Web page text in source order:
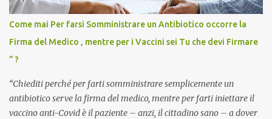
Come mai Per farsi Somministrare un Antibiotico occorre la
Firma del Medico , mentre per i Vaccini sei Tu che devi Firmare
” ?
“Chiediti perché per farti somministrare semplicemente un
antibiotico serve la firma del medico, mentre per farti iniettare il
vaccino anti-Covid è il paziente – anzi, il cittadino sano – a dover